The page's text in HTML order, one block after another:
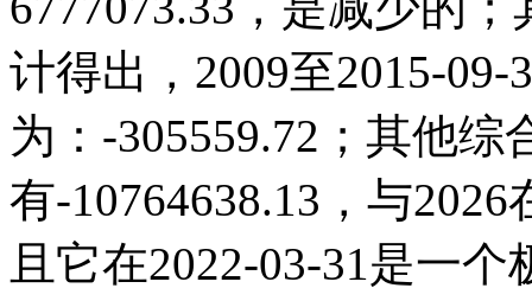
计得出，2009至2015-09-
为：-305559.72；其他综
有-10764638.13，与
且它在2022-03-31是一